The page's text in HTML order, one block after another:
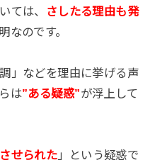
ては、
さしたる理由も発
なのです。
」などを理由に挙げる声
は”ある疑惑”が浮上して
せられた 」という疑惑で